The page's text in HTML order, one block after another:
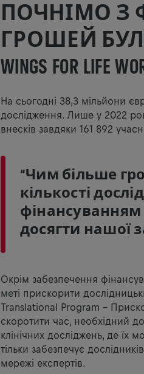
ПОЧНІМО З
ГРОШЕЙ
WINGS FOR LIFE
На сьогодні 38,3 мільйони
дослідження. Лише у 2022
внесків завдяки 161 892
“Чим більше
кількості
досягти нашої
Окрім забезпечення
меті прискорити
Translational Program -
скоротити час, необхідний
клінічних досліджень, де
тільки забезпечує
мережі експертів.